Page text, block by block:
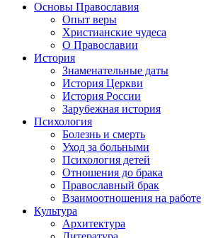
Основы Православия
Опыт веры
Христианские чудеса
О Православии
История
Знаменательные даты
История Церкви
История России
Зарубежная история
Психология
Болезнь и смерть
Уход за больными
Психология детей
Отношения до брака
Православный брак
Взаимоотношения на работе
Культура
Архитектура